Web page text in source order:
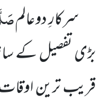
سرکارِ دوعالم
بڑی تفصیل کے
قریب ترین